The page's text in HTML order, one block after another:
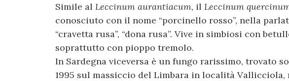
Simile al Leccinum aurantiacum, il Leccinum
conosciuto con il nome “porcinello rosso”, nella
“cravetta rusa”, “dona rusa”. Vive in simbiosi con
soprattutto con pioppo tremolo.
In Sardegna viceversa è un fungo rarissimo, trovato
1995 sul massiccio del Limbara in località